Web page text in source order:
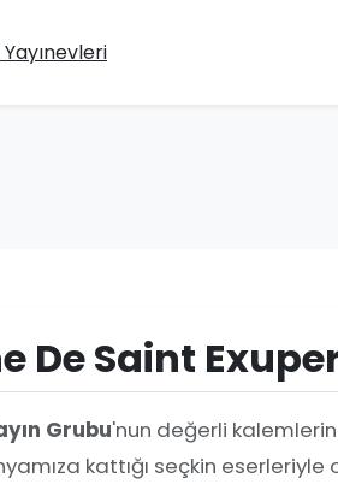
Yayınevleri
De Saint
Grubu'nun değerli
kattığı seçkin